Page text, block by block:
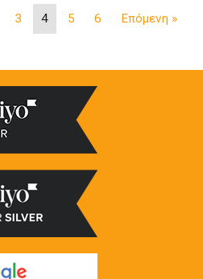
3 4 5 6 Επόμενη »